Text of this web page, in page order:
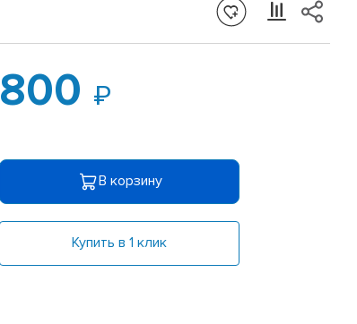
800
В корзину
Купить в 1 клик